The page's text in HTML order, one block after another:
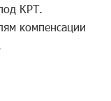
КРТ.
компенсации